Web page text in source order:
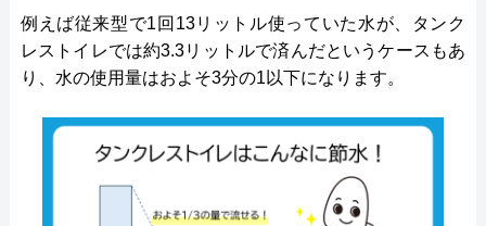
例えば従来型で1回13リットル使っていた水が、タンク
レストイレでは約3.3リットルで済んだというケースもあ
り、水の使用量はおよそ3分の1以下になります。